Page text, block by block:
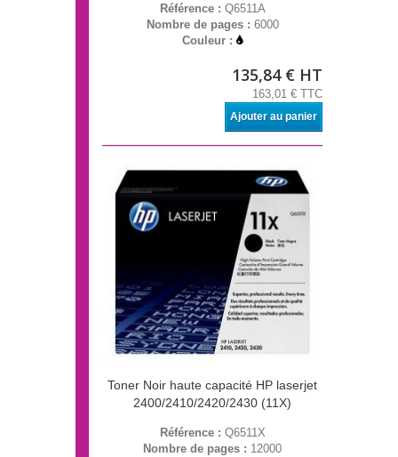
Référence : Q6511A
Nombre de pages : 6000
Couleur :
135,84 € HT
163,01 € TTC
Ajouter au panier
Toner Noir haute capacité HP laserjet
2400/2410/2420/2430 (11X)
Référence : Q6511X
Nombre de pages : 12000